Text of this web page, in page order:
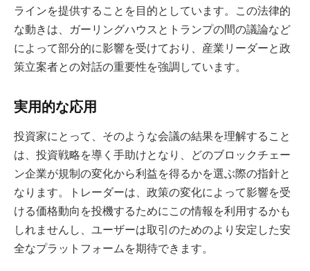
ラインを提供することを目的としています。この法律的
な動きは、ガーリングハウスとトランプの間の議論など
によって部分的に影響を受けており、産業リーダーと政
策立案者との対話の重要性を強調しています。
実用的な応用
投資家にとって、そのような会議の結果を理解すること
は、投資戦略を導く手助けとなり、どのブロックチェー
ン企業が規制の変化から利益を得るかを選ぶ際の指針と
なります。トレーダーは、政策の変化によって影響を受
ける価格動向を投機するためにこの情報を利用するかも
しれませんし、ユーザーは取引のためのより安定した安
全なプラットフォームを期待できます。